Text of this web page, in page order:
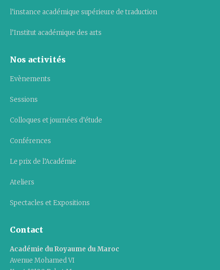
l’instance académique supérieure de traduction
l’Institut académique des arts
Nos activités
Evènements
Sessions
Colloques et journées d’étude
Conférences
Le prix de l’Académie
Ateliers
Spectacles et Expositions
Contact
Académie du Royaume du Maroc
Avenue Mohamed VI